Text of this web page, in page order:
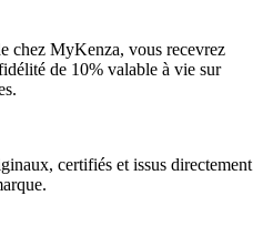
chez MyKenza, vous recevrez
de 10% valable à vie sur
certifiés et issus directement